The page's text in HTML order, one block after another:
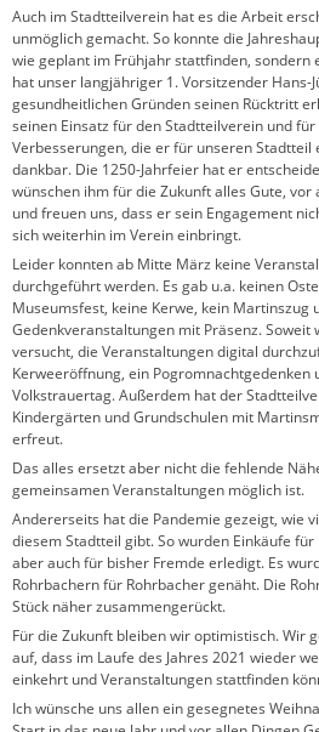
Auch im Stadtteilverein hat es die Arbeit
unmöglich gemacht. So konnte die
wie geplant im Frühjahr stattfinden, sondern
hat unser langjähriger 1. Vorsitzender Hans-
gesundheitlichen Gründen seinen Rücktritt
seinen Einsatz für den Stadtteilverein und
Verbesserungen, die er für unseren Stadtteil
dankbar. Die 1250-Jahrfeier hat er
wünschen ihm für die Zukunft alles Gute, vor
und freuen uns, dass er sein Engagement
sich weiterhin im Verein einbringt.
Leider konnten ab Mitte März keine
durchgeführt werden. Es gab u.a. keinen
Museumsfest, keine Kerwe, kein Martinszug
Gedenkveranstaltungen mit Präsenz. Soweit
versucht, die Veranstaltungen digital
Kerweeröffnung, ein Pogromnachtgedenken
Volkstrauertag. Außerdem hat der
Kindergärten und Grundschulen mit
erfreut.
Das alles ersetzt aber nicht die fehlende
gemeinsamen Veranstaltungen möglich ist.
Andererseits hat die Pandemie gezeigt, wie
diesem Stadtteil gibt. So wurden Einkäufe
aber auch für bisher Fremde erledigt. Es
Rohrbachern für Rohrbacher genäht. Die
Stück näher zusammengerückt.
Für die Zukunft bleiben wir optimistisch. Wir
auf, dass im Laufe des Jahres 2021 wieder
einkehrt und Veranstaltungen stattfinden
Ich wünsche uns allen ein gesegnetes